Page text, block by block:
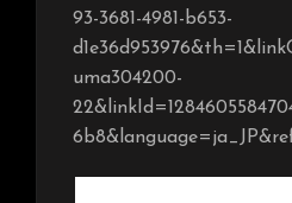
93-3681-4981-b653-
uma304200-